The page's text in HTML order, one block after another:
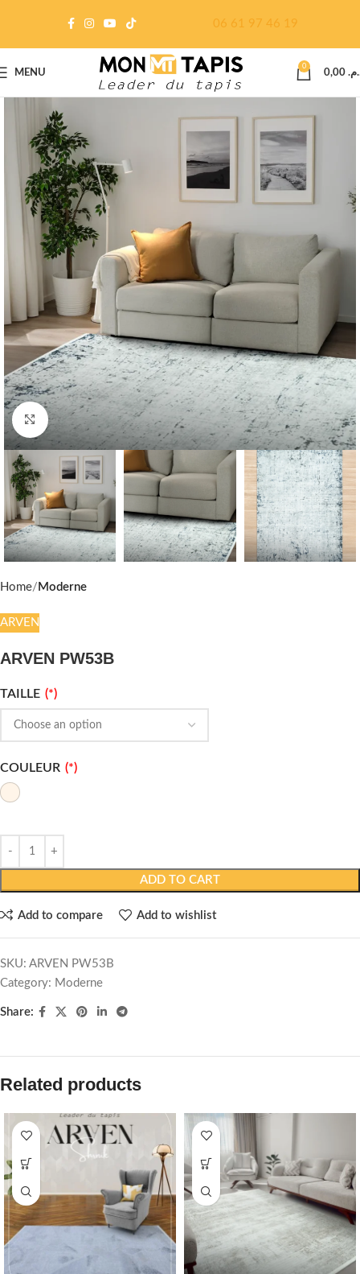
06 61 97 46 19
MENU
0
Click to enlarge
Home Moderne
ARVEN
ARVEN PW53B
COULEUR
TAILLE
ADD TO CART
Add to compare Add to wishlist
SKU: ARVEN PW53B
Category: Moderne
Share:
Related products